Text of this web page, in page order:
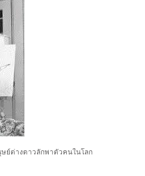
ย์ต่างดาวลักพาตัวคนในโลก